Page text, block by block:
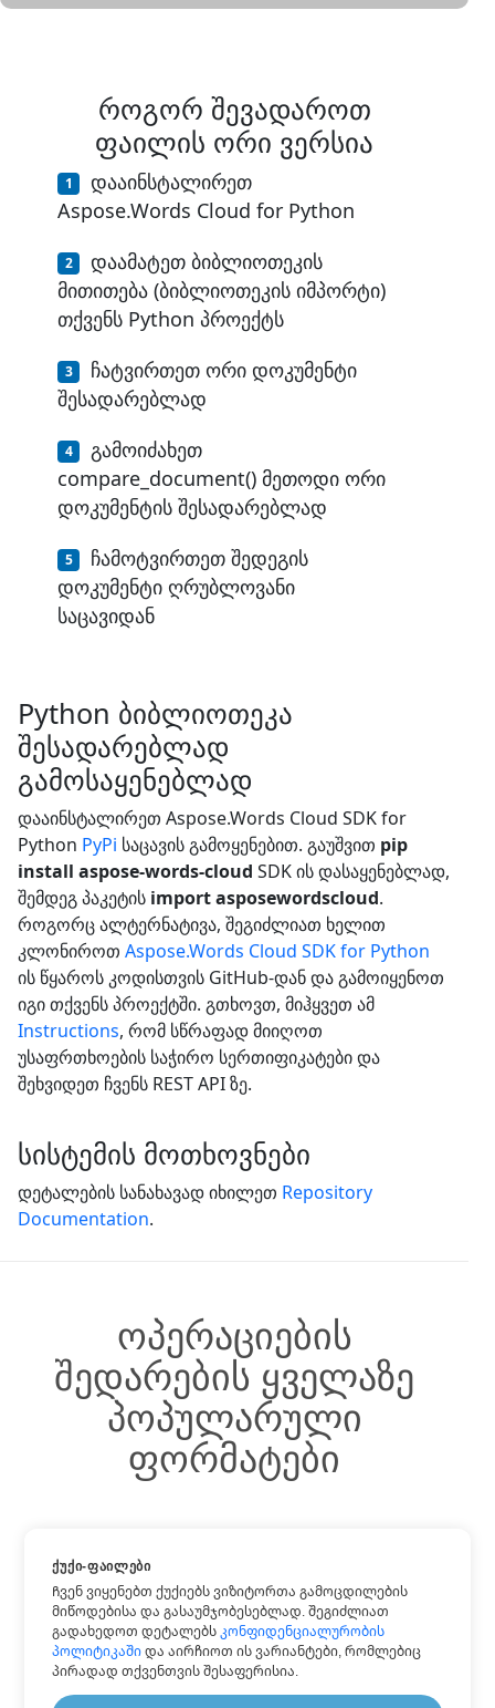
როგორ შევადაროთ
ფაილის ორი ვერსია
დააინსტალირეთ
Aspose.Words Cloud for Python
დაამატეთ ბიბლიოთეკის
მითითება (ბიბლიოთეკის იმპორტი)
თქვენს Python პროექტს
ჩატვირთეთ ორი დოკუმენტი
შესადარებლად
გამოიძახეთ
compare_document() მეთოდი ორი
დოკუმენტის შესადარებლად
ჩამოტვირთეთ შედეგის
დოკუმენტი ღრუბლოვანი
საცავიდან
Python ბიბლიოთეკა
შესადარებლად
გამოსაყენებლად
დააინსტალირეთ Aspose.Words Cloud SDK for
Python PyPi საცავის გამოყენებით. გაუშვით pip
install aspose-words-cloud SDK ის დასაყენებლად,
შემდეგ პაკეტის import asposewordscloud.
როგორც ალტერნატივა, შეგიძლიათ ხელით
კლონიროთ Aspose.Words Cloud SDK for Python
ის წყაროს კოდისთვის GitHub-დან და გამოიყენოთ
იგი თქვენს პროექტში. გთხოვთ, მიჰყვეთ ამ
Instructions, რომ სწრაფად მიიღოთ
უსაფრთხოების საჭირო სერთიფიკატები და
შეხვიდეთ ჩვენს REST API ზე.
სისტემის მოთხოვნები
დეტალების სანახავად იხილეთ Repository
Documentation.
ოპერაციების
შედარების ყველაზე
პოპულარული
ფორმატები
შეადარე DOCX
შეადარე HTML
შეადარე PDF
შეადარე TXT
ᲥᲣᲥᲘ-ᲤᲐᲘᲚᲔᲑᲘ
Ჩვენ ვიყენებთ ქუქიებს ვიზიტორთა გამოცდილების
მიწოდებისა და გასაუმჯობესებლად. შეგიძლიათ
გადახედოთ დეტალებსკონფიდენციალურობის
პოლიტიკაში და აირჩიოთ ის ვარიანტები, რომლებიც
პირადად თქვენთვის შესაფერისია.